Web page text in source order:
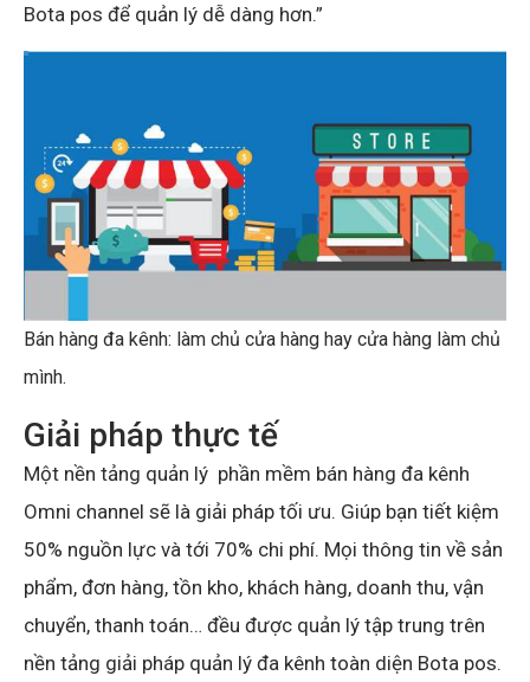
Bota pos để quản lý dễ dàng hơn.”
Bán hàng đa kênh: làm chủ cửa hàng hay cửa hàng làm chủ
mình.
Giải pháp thực tế
Một nền tảng quản lý phần mềm bán hàng đa kênh
Omni channel sẽ là giải pháp tối ưu. Giúp bạn tiết kiệm
50% nguồn lực và tới 70% chi phí. Mọi thông tin về sản
phẩm, đơn hàng, tồn kho, khách hàng, doanh thu, vận
chuyển, thanh toán… đều được quản lý tập trung trên
nền tảng giải pháp quản lý đa kênh toàn diện Bota pos.